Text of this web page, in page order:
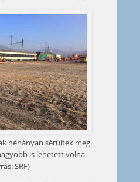
néhányan sérültek meg
is lehetett volna
SRF)